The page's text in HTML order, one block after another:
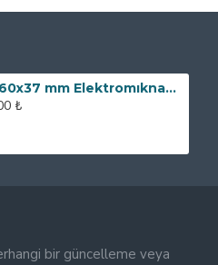
Ø60x37 mm Elektromıknatıs - 100 kg Çekim Gücü
₺
bir güncelleme veya